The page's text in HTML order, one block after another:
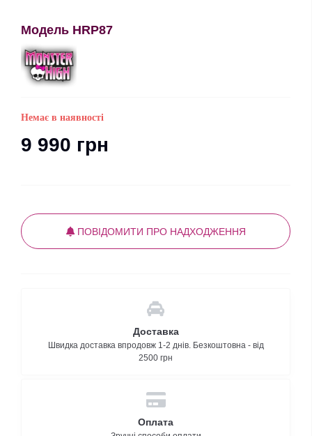
Модель HRP87
Немає в наявності
9 990 грн
ПОВІДОМИТИ ПРО НАДХОДЖЕННЯ
Доставка
Швидка доставка впродовж 1-2 днів. Безкоштовна - від
2500 грн
Оплата